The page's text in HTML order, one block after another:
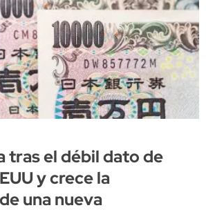
tras el débil dato de
y crece la
una nueva